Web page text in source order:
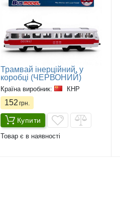
Трамвай інерційний, у
коробці (ЧЕРВОНИЙ)
Країна виробник: КНР
152 грн.
Купити
Товар є в наявності